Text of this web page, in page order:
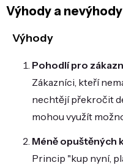
Výhody a
Výhody
Pohodlí pro
Zákazníci, kteří
nechtějí překročit
mohou využít
Méně opuštěných
Princip "kup nyní,